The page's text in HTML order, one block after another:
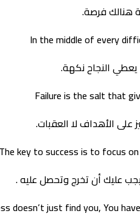
فرصة.
In the middle of every
النجاح نكهة.
Failure is the salt that
على الأهداف لا العقبات.
The key to success is to focus
يجب عليك أن تخرج وتحصل عليه .
doesn’t just find you, You